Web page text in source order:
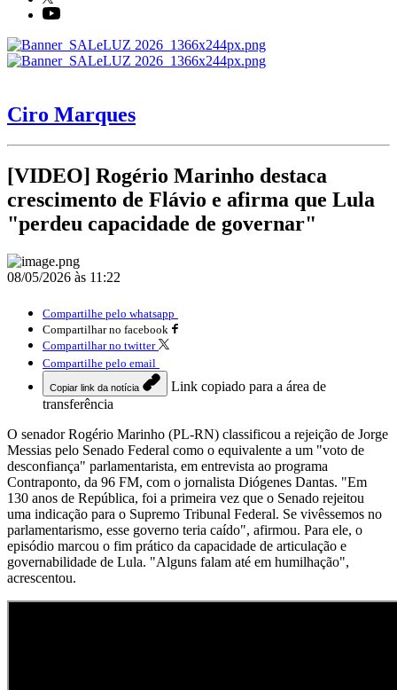
Ciro Marques
[VIDEO] Rogério Marinho destaca
crescimento de Flávio e afirma que Lula
"perdeu capacidade de governar"
08/05/2026 às 11:22
Compartilhe pelo whatsapp
Compartilhar no facebook
Compartilhar no twitter
Compartilhe pelo email
Copiar link da notícia
Link copiado para a área de
transferência
O senador Rogério Marinho (PL-RN) classificou a rejeição de Jorge
Messias pelo Senado Federal como o equivalente a um "voto de
desconfiança" parlamentarista, em entrevista ao programa
Contraponto, da 96 FM, com o jornalista Diógenes Dantas. "Em
130 anos de República, foi a primeira vez que o Senado rejeitou
uma indicação para o Supremo Tribunal Federal. Se vivêssemos no
parlamentarismo, esse governo teria caído", afirmou. Para ele, o
episódio marcou o fim prático da capacidade de articulação e
governabilidade de Lula. "Alguns falam até em humilhação",
acrescentou.